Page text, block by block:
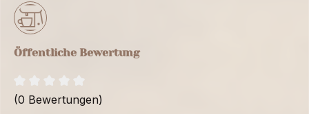
Öffentliche Bewertung
(0 Bewertungen)